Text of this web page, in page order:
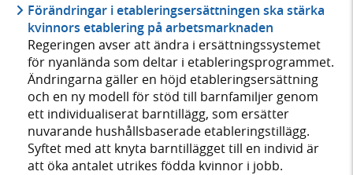
Förändringar i etableringsersättningen ska stärka
kvinnors etablering på arbetsmarknaden
Regeringen avser att ändra i ersättningssystemet
för nyanlända som deltar i etableringsprogrammet.
Ändringarna gäller en höjd etableringsersättning
och en ny modell för stöd till barnfamiljer genom
ett individualiserat barntillägg, som ersätter
nuvarande hushållsbaserade etableringstillägg.
Syftet med att knyta barntillägget till en individ är
att öka antalet utrikes födda kvinnor i jobb.